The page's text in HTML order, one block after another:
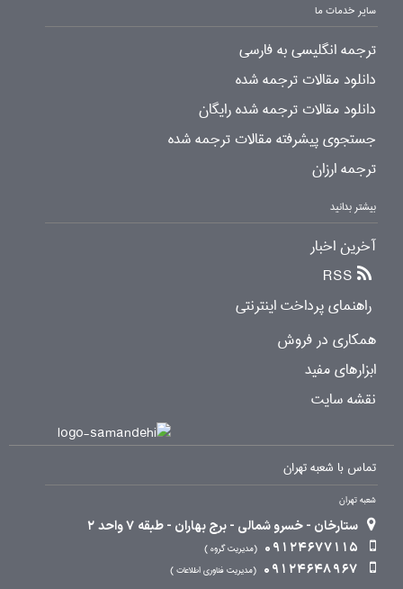
سایر خدمات ما
ترجمه انگلیسی به فارسی
دانلود مقالات ترجمه شده
دانلود مقالات ترجمه شده رایگان
جستجوی پیشرفته مقالات ترجمه شده
ترجمه ارزان
بیشتر بدانید
آخرین اخبار
RSS
راهنمای پرداخت اینترنتی
همکاری در فروش
ابزارهای مفید
نقشه سایت
تماس با شعبه تهران
شعبه تهران
ستارخان - خسرو شمالی - برج بهاران - طبقه 7 واحد 2
09124677115
مدیریت گروه
09124648967 مدیریت فناوری اطلاعات